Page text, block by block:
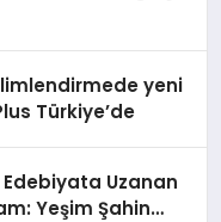
yeni
Türkiye’de
Uzanan
Yeşim Şahin